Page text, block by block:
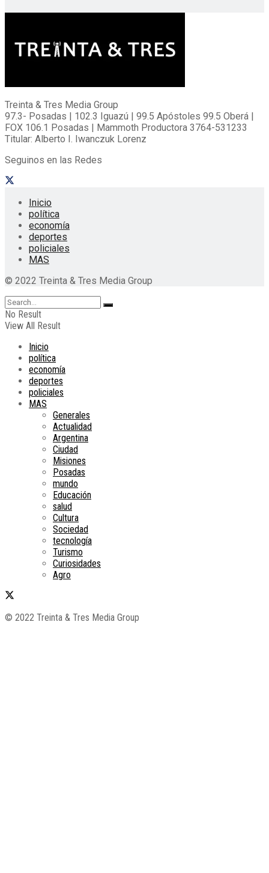
Treinta & Tres Media Group
97.3- Posadas | 102.3 Iguazú | 99.5 Apóstoles 99.5 Oberá |
FOX 106.1 Posadas | Mammoth Productora 3764-531233
Titular: Alberto I. Iwanczuk Lorenz
Seguinos en las Redes
Inicio
política
economía
deportes
policiales
MAS
© 2022 Treinta & Tres Media Group
No Result
View All Result
Inicio
política
economía
deportes
policiales
MAS
Generales
Actualidad
Argentina
Ciudad
Misiones
Posadas
mundo
Educación
salud
Cultura
Sociedad
tecnología
Turismo
Curiosidades
Agro
© 2022 Treinta & Tres Media Group